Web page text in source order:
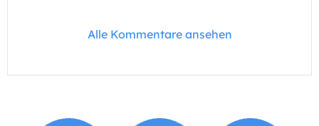
Alle Kommentare ansehen